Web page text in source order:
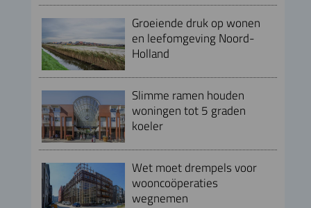
Groeiende druk op wonen
en leefomgeving Noord-
Holland
Slimme ramen houden
woningen tot 5 graden
koeler
Wet moet drempels voor
wooncoöperaties
wegnemen